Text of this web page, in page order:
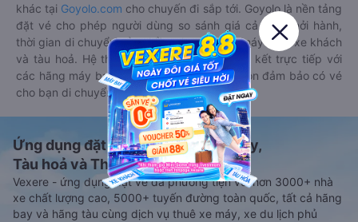
khác tại Goyolo.com cho chuyến đi sắp tới. Goyolo là nền tảng
đặt vé cho phép người dùng so sánh giá cả, giờ khởi hành,
thời gian di chuyển của nhiều phương tiện máy bay, xe khách
và tàu hoả. Hệ thống của Goyolo được liên kết trực tiếp với
các hãng máy bay, xe khách và tàu hoả, luôn đảm bảo có vé
cho bạn di chuyển.
Ứng dụng đặt vé Xe khách, Máy bay,
Tàu hoả và Thuê xe
Vexere - ứng dụng đặt vé đa phương tiện với hơn 3000+ nhà
xe chất lượng cao, 5000+ tuyến đường toàn quốc, tất cả hãng
bay và hãng tàu cùng dịch vụ thuê xe máy, xe du lịch phủ